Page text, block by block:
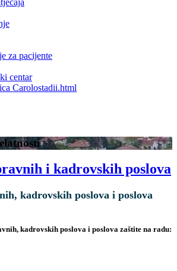
za pacijente
centar
Carolostadii.html
i kadrovskih poslova
kadrovskih poslova i poslova
kadrovskih poslova i poslova zaštite na radu: